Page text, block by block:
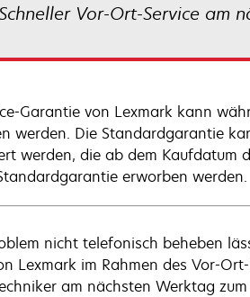
Vor-Ort-Service am
Garantie von Lexmark kann
werden. Die Standardgarantie
werden, die ab dem Kaufdatum
erworben werden.
nicht telefonisch beheben
Lexmark im Rahmen des Vor-
am nächsten Werktag